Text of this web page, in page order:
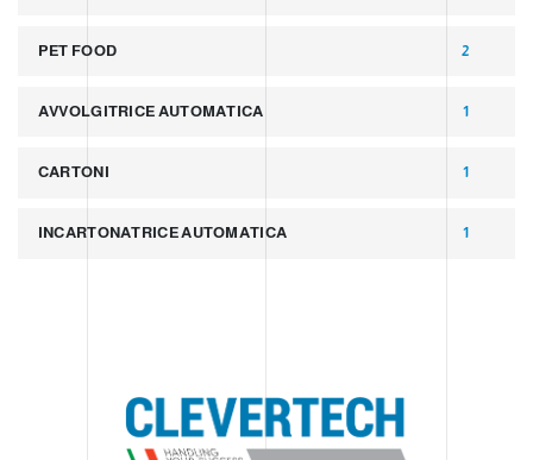
PET FOOD 2
AVVOLGITRICE AUTOMATICA 1
CARTONI 1
INCARTONATRICE AUTOMATICA 1